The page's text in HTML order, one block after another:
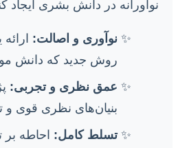
نوآورانه در دانش بشری ایجاد
نوآوری و اصالت:
روش جدید که دانش
عمق نظری و تجربی:
بنیان‌های نظری قوی و
تسلط کامل: احاطه بر